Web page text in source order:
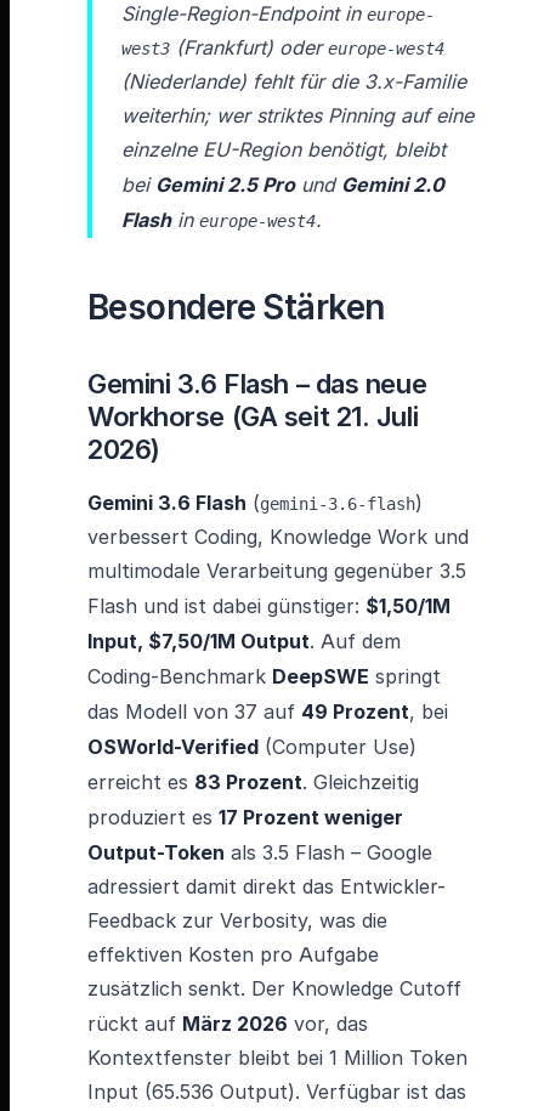
Single-Region-Endpoint in europe-
west3 (Frankfurt) odereurope-west4
(Niederlande) fehlt für die 3.x-Familie
weiterhin; wer striktes Pinning auf eine
einzelne EU-Region benötigt, bleibt
bei Gemini 2.5 Pround Gemini 2.0
Flashin europe-west4.
Besondere Stärken
Gemini 3.6 Flash – das neue
Workhorse (GA seit 21. Juli
2026)
Gemini 3.6 Flash (gemini-3.6-flash)
verbessert Coding, Knowledge Work und
multimodale Verarbeitung gegenüber 3.5
Flash und ist dabei günstiger: $1,50/1M
Input, $7,50/1M Output. Auf dem
Coding-Benchmark DeepSWE springt
das Modell von 37 auf 49 Prozent, bei
OSWorld-Verified (Computer Use)
erreicht es 83 Prozent. Gleichzeitig
produziert es 17 Prozent weniger
Output-Token als 3.5 Flash – Google
adressiert damit direkt das Entwickler-
Feedback zur Verbosity, was die
effektiven Kosten pro Aufgabe
zusätzlich senkt. Der Knowledge Cutoff
rückt auf März 2026 vor, das
Kontextfenster bleibt bei 1 Million Token
Input (65.536 Output). Verfügbar ist das